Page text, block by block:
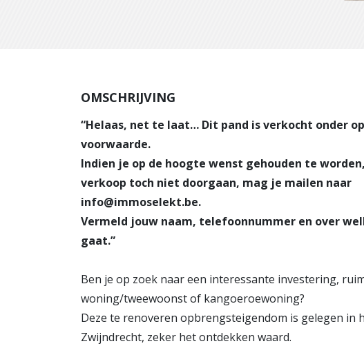
OMSCHRIJVING
“Helaas, net te laat… Dit pand is verkocht onder
voorwaarde.
Indien je op de hoogte wenst gehouden te
verkoop toch niet doorgaan, mag je mailen naar
info@immoselekt.be.
Vermeld jouw naam, telefoonnummer en over
gaat.”
Ben je op zoek naar een interessante investering,
woning/tweewoonst of kangoeroewoning?
Deze te renoveren opbrengsteigendom is gelegen in
Zwijndrecht, zeker het ontdekken waard.